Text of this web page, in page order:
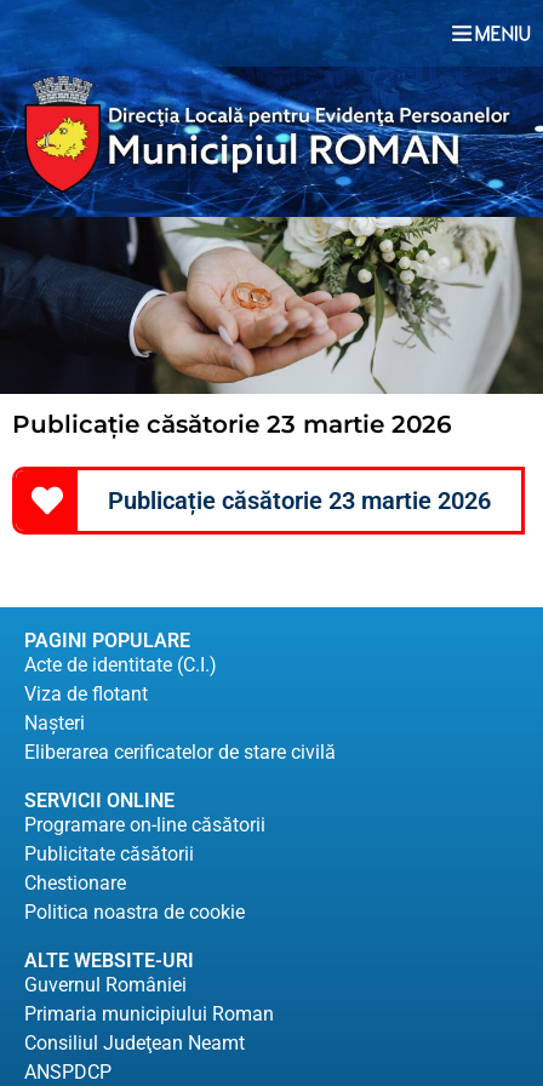
Publicație căsătorie 23 martie 2026
Publicație căsătorie 23 martie 2026
PAGINI POPULARE
Acte de identitate (C.I.)
Viza de flotant
Naşteri
Eliberarea cerificatelor de stare civilă
SERVICII ONLINE
Programare on-line căsătorii
Publicitate căsătorii
Chestionare
Politica noastra de cookie
ALTE WEBSITE-URI
Guvernul României
Primaria municipiului Roman
Consiliul Judeţean Neamt
ANSPDCP